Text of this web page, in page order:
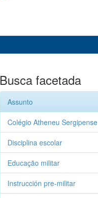
Busca facetada
Assunto
Colégio Atheneu Sergipense
Disciplina escolar
Educação militar
Instrucción pre-militar